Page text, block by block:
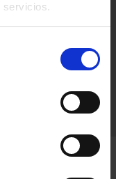
servicios.